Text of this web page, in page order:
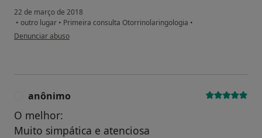
22 de março de 2018
• outro lugar • Primeira consulta Otorrinolaringologia •
na opinião do utilizador Conta eliminada
Denunciar abuso
anônimo
O melhor:
Muito simpática e atenciosa